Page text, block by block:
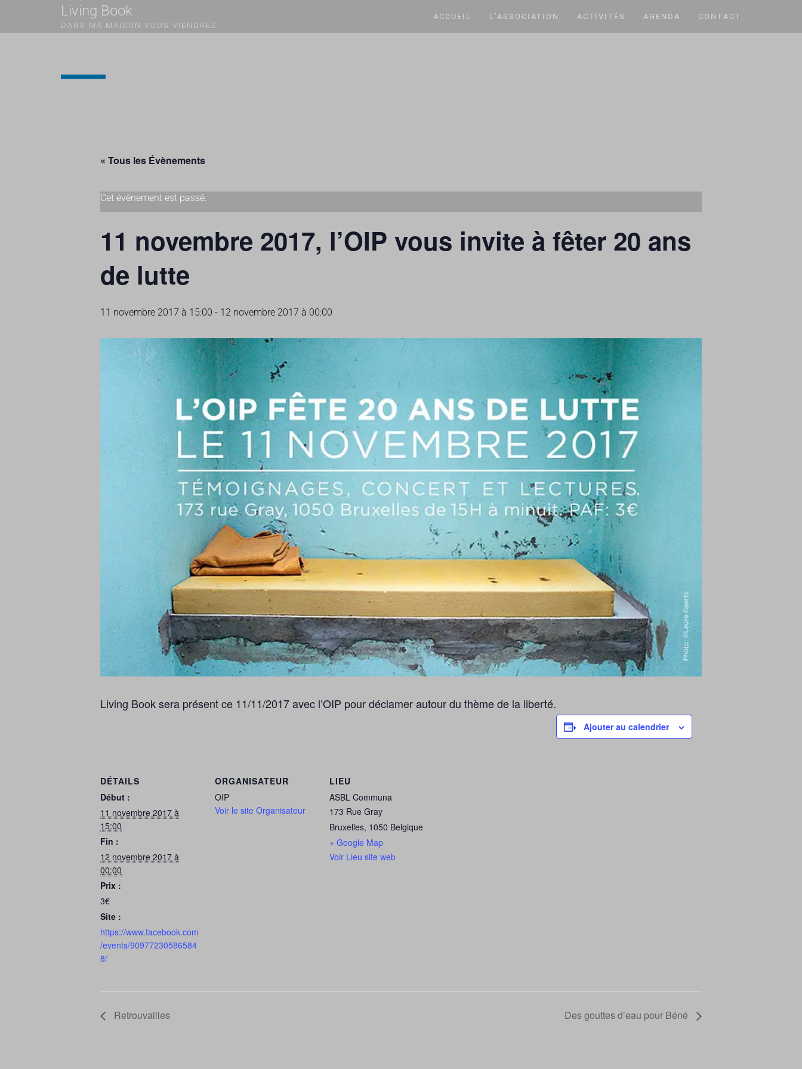
Living Book
DANS MA MAISON VOUS VIENDREZ
ACCUEIL L’ASSOCIATION ACTIVITÉS AGENDA CONTACT
« Tous les Évènements
Cet évènement est passé.
11 novembre 2017, l’OIP vous invite à fêter 20 ans
de lutte
11 novembre 2017 à 15:00 - 12 novembre 2017 à 00:00
Living Book sera présent ce 11/11/2017 avec l’OIP pour déclamer autour du thème de la liberté.
Ajouter au calendrier
DÉTAILS
Début :
11 novembre 2017 à
15:00
Fin :
12 novembre 2017 à
00:00
Prix :
3€
Site :
https://www.facebook.com
/events/90977230586584
8/
ORGANISATEUR
OIP
Voir le site Organisateur
LIEU
ASBL Communa
173 Rue Gray
Bruxelles, 1050 Belgique
+ Google Map
Voir Lieu site web
Retrouvailles Des gouttes d’eau pour Béné